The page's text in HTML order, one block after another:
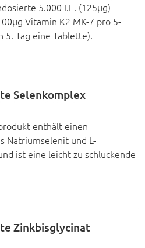
für Veganer geeignet, ohne
ohne Aromen, ohne
wie Magnesiumstearat,
DEUTSCHLAND in
zertifizierten Anlagen
Produktspezifikation!
5.000 I.E. (125µg)
Vitamin K2 MK-7 pro 5-
5. Tag eine Tablette).
ZUSATZSTOFFE wie
und selbstverständlich
laktosefrei, glutenfrei &
in Cuxhaven,
und nach höchsten
Rohstoffe nach
Qualitätsnormen.
Produktspezifikation!
Selenkomplex
enthält einen
Natriumselenit und L-
ist eine leicht zu schluckende
gilt als starkes Antioxidans:
Haut und Nägel.
Zinkbisglycinat